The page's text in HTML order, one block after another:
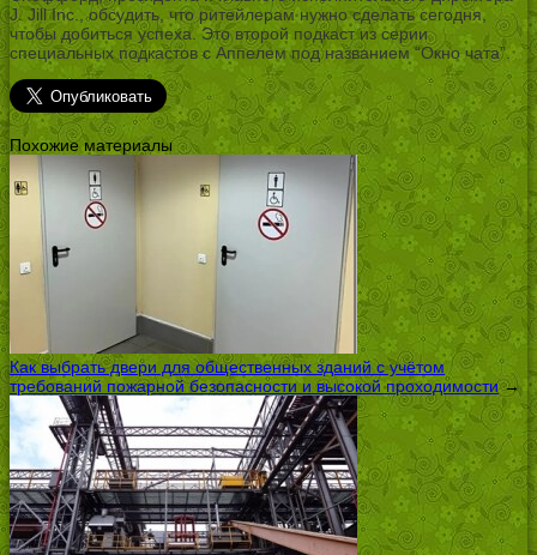
J. Jill Inc., обсудить, что ритейлерам нужно сделать сегодня,
чтобы добиться успеха. Это второй подкаст из серии
специальных подкастов с Аппелем под названием “Окно чата”.
Похожие материалы
Как выбрать двери для общественных зданий с учётом
требований пожарной безопасности и высокой проходимости→